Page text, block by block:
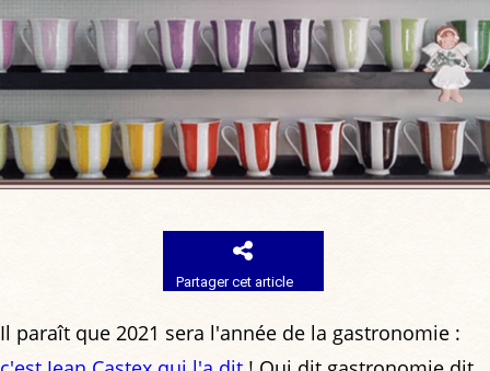
Partager cet article
Il paraît que 2021 sera l'année de la gastronomie :